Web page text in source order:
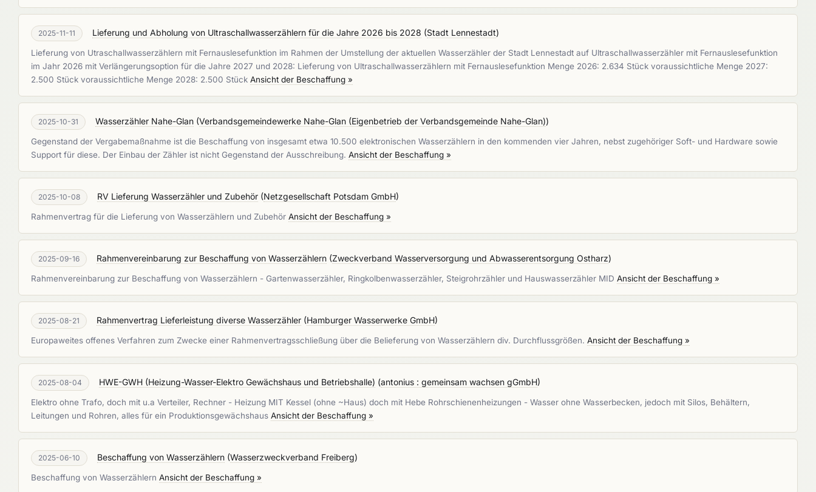
2025-11-11 Lieferung und Abholung von Ultraschallwasserzählern für die Jahre 2026 bis 2028 (Stadt Lennestadt)
Lieferung von Utraschallwasserzählern mit Fernauslesefunktion im Rahmen der Umstellung der aktuellen Wasserzähler der Stadt Lennestadt auf Ultraschallwasserzähler mit Fernauslesefunktion
im Jahr 2026 mit Verlängerungsoption für die Jahre 2027 und 2028: Lieferung von Ultraschallwasserzählern mit Fernauslesefunktion Menge 2026: 2.634 Stück voraussichtliche Menge 2027:
2.500 Stück voraussichtliche Menge 2028: 2.500 Stück Ansicht der Beschaffung »
2025-10-31 Wasserzähler Nahe-Glan (Verbandsgemeindewerke Nahe-Glan (Eigenbetrieb der Verbandsgemeinde Nahe-Glan))
Gegenstand der Vergabemaßnahme ist die Beschaffung von insgesamt etwa 10.500 elektronischen Wasserzählern in den kommenden vier Jahren, nebst zugehöriger Soft- und Hardware sowie
Support für diese. Der Einbau der Zähler ist nicht Gegenstand der Ausschreibung. Ansicht der Beschaffung »
2025-10-08 RV Lieferung Wasserzähler und Zubehör (Netzgesellschaft Potsdam GmbH)
Rahmenvertrag für die Lieferung von Wasserzählern und Zubehör Ansicht der Beschaffung »
2025-09-16 Rahmenvereinbarung zur Beschaffung von Wasserzählern (Zweckverband Wasserversorgung und Abwasserentsorgung Ostharz)
Rahmenvereinbarung zur Beschaffung von Wasserzählern - Gartenwasserzähler, Ringkolbenwasserzähler, Steigrohrzähler und Hauswasserzähler MID Ansicht der Beschaffung »
2025-08-21 Rahmenvertrag Lieferleistung diverse Wasserzähler (Hamburger Wasserwerke GmbH)
Europaweites offenes Verfahren zum Zwecke einer Rahmenvertragsschließung über die Belieferung von Wasserzählern div. Durchflussgrößen. Ansicht der Beschaffung »
2025-08-04 HWE-GWH (Heizung-Wasser-Elektro Gewächshaus und Betriebshalle) (antonius : gemeinsam wachsen gGmbH)
Elektro ohne Trafo, doch mit u.a Verteiler, Rechner - Heizung MIT Kessel (ohne ~Haus) doch mit Hebe Rohrschienenheizungen - Wasser ohne Wasserbecken, jedoch mit Silos, Behältern,
Leitungen und Rohren, alles für ein Produktionsgewächshaus Ansicht der Beschaffung »
2025-06-10 Beschaffung von Wasserzählern (Wasserzweckverband Freiberg)
Beschaffung von Wasserzählern Ansicht der Beschaffung »